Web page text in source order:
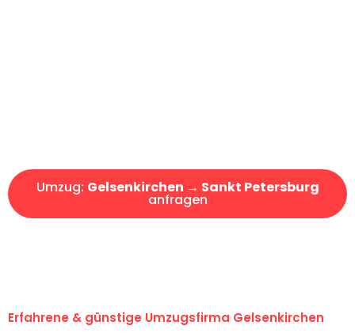
Umzug: Gelsenkirchen → Sankt Petersburg
anfragen
Erfahrene & günstige Umzugsfirma Gelsenkirchen